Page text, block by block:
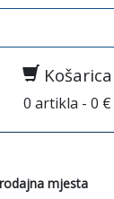
Košarica
0 artikla - 0 €
mjesta